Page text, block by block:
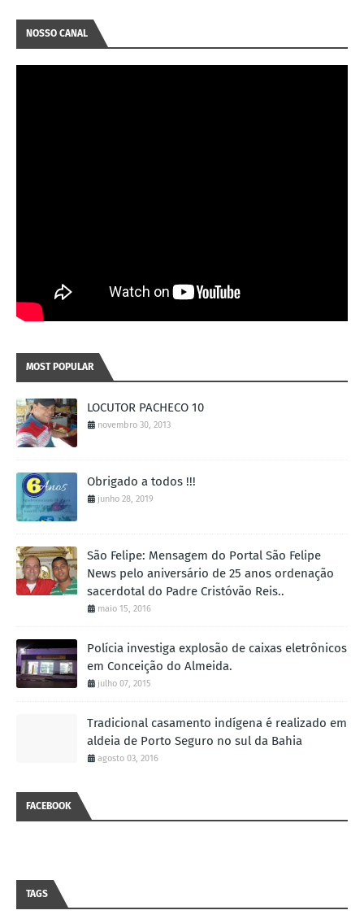
NOSSO CANAL
MOST POPULAR
LOCUTOR PACHECO 10
novembro 30, 2013
Obrigado a todos !!!
junho 28, 2019
São Felipe: Mensagem do Portal São Felipe
News pelo aniversário de 25 anos ordenação
sacerdotal do Padre Cristóvão Reis..
maio 15, 2016
Polícia investiga explosão de caixas eletrônicos
em Conceição do Almeida.
julho 07, 2015
Tradicional casamento indígena é realizado em
aldeia de Porto Seguro no sul da Bahia
agosto 03, 2016
FACEBOOK
TAGS